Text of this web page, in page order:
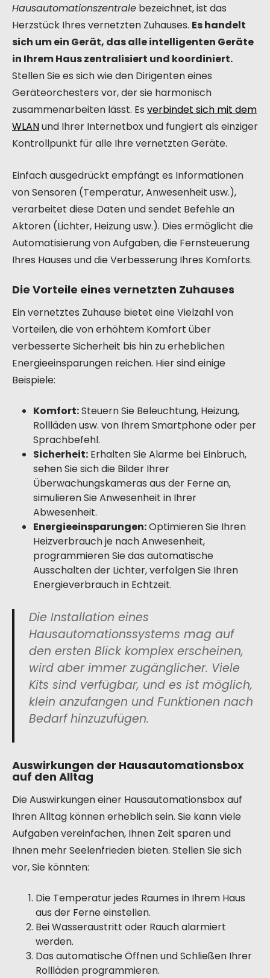
Hausautomationszentrale bezeichnet, ist das
Herzstück Ihres vernetzten Zuhauses. Es handelt
sich um ein Gerät, das alle intelligenten Geräte
in Ihrem Haus zentralisiert und koordiniert.
Stellen Sie es sich wie den Dirigenten eines
Geräteorchesters vor, der sie harmonisch
zusammenarbeiten lässt. Es verbindet sich mit dem
WLANund Ihrer Internetbox und fungiert als einziger
Kontrollpunkt für alle Ihre vernetzten Geräte.
Einfach ausgedrückt empfängt es Informationen
von Sensoren (Temperatur, Anwesenheit usw.),
verarbeitet diese Daten und sendet Befehle an
Aktoren (Lichter, Heizung usw.). Dies ermöglicht die
Automatisierung von Aufgaben, die Fernsteuerung
Ihres Hauses und die Verbesserung Ihres Komforts.
Die Vorteile eines vernetzten Zuhauses
Ein vernetztes Zuhause bietet eine Vielzahl von
Vorteilen, die von erhöhtem Komfort über
verbesserte Sicherheit bis hin zu erheblichen
Energieeinsparungen reichen. Hier sind einige
Beispiele:
Komfort:Steuern Sie Beleuchtung, Heizung,
Rollläden usw. von Ihrem Smartphone oder per
Sprachbefehl.
Sicherheit: Erhalten Sie Alarme bei Einbruch,
sehen Sie sich die Bilder Ihrer
Überwachungskameras aus der Ferne an,
simulieren Sie Anwesenheit in Ihrer
Abwesenheit.
Energieeinsparungen:Optimieren Sie Ihren
Heizverbrauch je nach Anwesenheit,
programmieren Sie das automatische
Ausschalten der Lichter, verfolgen Sie Ihren
Energieverbrauch in Echtzeit.
Die Installation eines
Hausautomationssystems mag auf
den ersten Blick komplex erscheinen,
wird aber immer zugänglicher. Viele
Kits sind verfügbar, und es ist möglich,
klein anzufangen und Funktionen nach
Bedarf hinzuzufügen.
Auswirkungen der Hausautomationsbox
auf den Alltag
Die Auswirkungen einer Hausautomationsbox auf
Ihren Alltag können erheblich sein. Sie kann viele
Aufgaben vereinfachen, Ihnen Zeit sparen und
Ihnen mehr Seelenfrieden bieten. Stellen Sie sich
vor, Sie könnten:
Die Temperatur jedes Raumes in Ihrem Haus
aus der Ferne einstellen.
Bei Wasseraustritt oder Rauch alarmiert
werden.
Das automatische Öffnen und Schließen Ihrer
Rollläden programmieren.